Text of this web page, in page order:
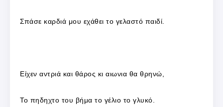
Σπάσε καρδιά μου εχάθει το γελαστό παιδί.
Είχεν αντριά και θάρος κι αιωνια θα θρηνώ,
Το πηδηχτο του βήμα το γέλιο το γλυκό.